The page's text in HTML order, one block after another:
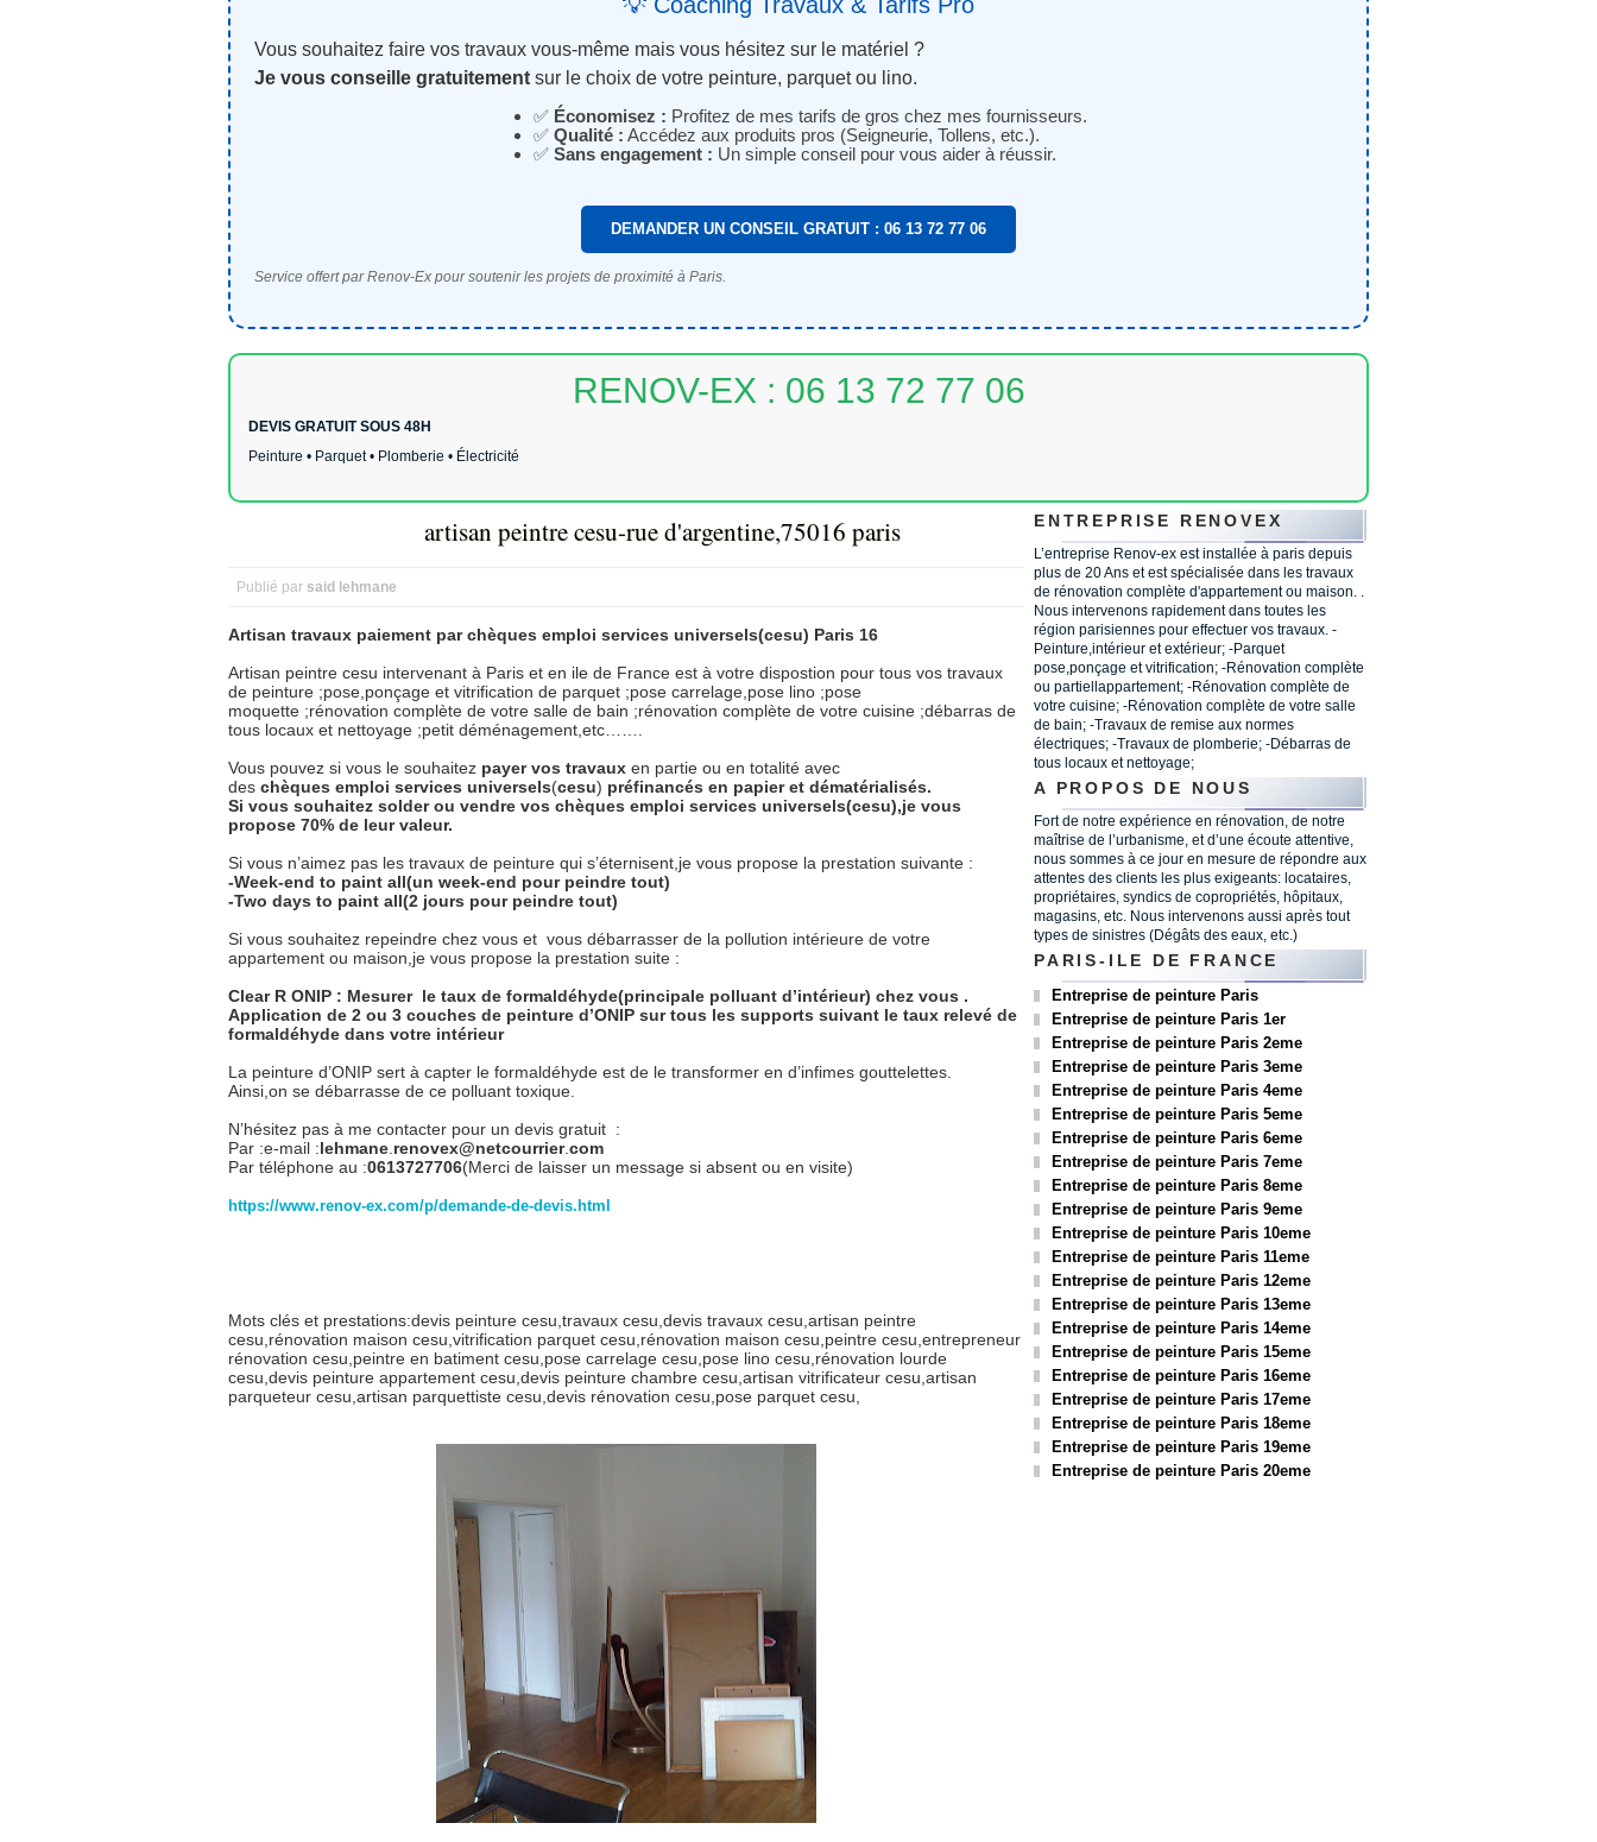
Vous souhaitez faire vos travaux vous-même mais vous hésitez sur le matériel ?
Je vous conseille gratuitement sur le choix de votre peinture, parquet ou lino.
✅ Économisez : Profitez de mes tarifs de gros chez mes fournisseurs.
✅ Qualité : Accédez aux produits pros (Seigneurie, Tollens, etc.).
✅ Sans engagement : Un simple conseil pour vous aider à réussir.
DEMANDER UN CONSEIL GRATUIT : 06 13 72 77 06
Service offert par Renov-Ex pour soutenir les projets de proximité à Paris.
RENOV-EX : 06 13 72 77 06
DEVIS GRATUIT SOUS 48H
Peinture • Parquet • Plomberie • Électricité
artisan peintre cesu-rue d'argentine,75016 paris
Publié par said lehmane
Artisan travaux paiement par chèques emploi services universels(cesu) Paris 16
Artisan peintre cesu intervenant à Paris et en ile de France est à votre dispostion pour tous vos travaux
de peinture ;pose,ponçage et vitrification de parquet ;pose carrelage,pose lino ;pose
moquette ;rénovation complète de votre salle de bain ;rénovation complète de votre cuisine ;débarras de
tous locaux et nettoyage ;petit déménagement,etc…….
Vous pouvez si vous le souhaitez payer vos travaux en partie ou en totalité avec
des chèques emploi services universels(cesu) préfinancés en papier et dématérialisés.
Si vous souhaitez solder ou vendre vos chèques emploi services universels(cesu),je vous
propose 70% de leur valeur.
Si vous n’aimez pas les travaux de peinture qui s’éternisent,je vous propose la prestation suivante :
-Week-end to paint all(un week-end pour peindre tout)
-Two days to paint all(2 jours pour peindre tout)
Si vous souhaitez repeindre chez vous et vous débarrasser de la pollution intérieure de votre
appartement ou maison,je vous propose la prestation suite :
Clear R ONIP : Mesurer le taux de formaldéhyde(principale polluant d’intérieur) chez vous .
Application de 2 ou 3 couches de peinture d’ONIP sur tous les supports suivant le taux relevé de
formaldéhyde dans votre intérieur
La peinture d’ONIP sert à capter le formaldéhyde est de le transformer en d’infimes gouttelettes.
Ainsi,on se débarrasse de ce polluant toxique.
N’hésitez pas à me contacter pour un devis gratuit :
Par :e-mail :lehmane renovex@netcourrier.com
Par téléphone au :0613727706(Merci de laisser un message si absent ou en visite)
https://www.renov-ex.com/p/demande-de-devis.html
Mots clés et prestations:devis peinture cesu,travaux cesu,devis travaux cesu,artisan peintre
cesu,rénovation maison cesu,vitrification parquet cesu,rénovation maison cesu,peintre cesu,entrepreneur
rénovation cesu,peintre en batiment cesu,pose carrelage cesu,pose lino cesu,rénovation lourde
cesu,devis peinture appartement cesu,devis peinture chambre cesu,artisan vitrificateur cesu,artisan
parqueteur cesu,artisan parquettiste cesu,devis rénovation cesu,pose parquet cesu,
ENTREPRISE RENOVEX
L’entreprise Renov-ex est installée à paris depuis
plus de 20 Ans et est spécialisée dans les travaux
de rénovation complète d'appartement ou maison. .
Nous intervenons rapidement dans toutes les
région parisiennes pour effectuer vos travaux. -
Peinture,intérieur et extérieur; -Parquet
pose,ponçage et vitrification; -Rénovation complète
ou partiellappartement; -Rénovation complète de
votre cuisine; -Rénovation complète de votre salle
de bain; -Travaux de remise aux normes
électriques; -Travaux de plomberie; -Débarras de
tous locaux et nettoyage;
A PROPOS DE NOUS
Fort de notre expérience en rénovation, de notre
maîtrise de l’urbanisme, et d’une écoute attentive,
nous sommes à ce jour en mesure de répondre aux
attentes des clients les plus exigeants: locataires,
propriétaires, syndics de copropriétés, hôpitaux,
magasins, etc. Nous intervenons aussi après tout
types de sinistres (Dégâts des eaux, etc.)
PARIS-ILE DE FRANCE
Entreprise de peinture Paris
Entreprise de peinture Paris 1er
Entreprise de peinture Paris 2eme
Entreprise de peinture Paris 3eme
Entreprise de peinture Paris 4eme
Entreprise de peinture Paris 5eme
Entreprise de peinture Paris 6eme
Entreprise de peinture Paris 7eme
Entreprise de peinture Paris 8eme
Entreprise de peinture Paris 9eme
Entreprise de peinture Paris 10eme
Entreprise de peinture Paris 11eme
Entreprise de peinture Paris 12eme
Entreprise de peinture Paris 13eme
Entreprise de peinture Paris 14eme
Entreprise de peinture Paris 15eme
Entreprise de peinture Paris 16eme
Entreprise de peinture Paris 17eme
Entreprise de peinture Paris 18eme
Entreprise de peinture Paris 19eme
Entreprise de peinture Paris 20eme